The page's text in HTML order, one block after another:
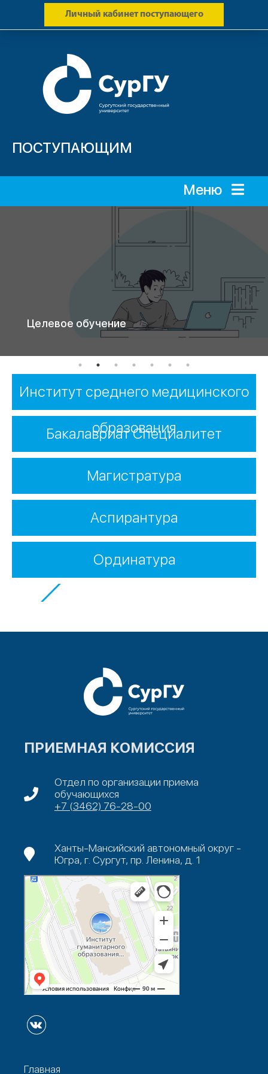
Личный кабинет поступающего
ПОСТУПАЮЩИМ
Меню
Целевое обучение
Институт среднего медицинского
образования
Бакалавриат Специалитет
Магистратура
Аспирантура
Ординатура
ПРИЕМНАЯ КОМИССИЯ
Отдел по организации приема
обучающихся
+7 (3462) 76-28-00
Ханты-Мансийский автономный округ -
Югра, г. Сургут, пр. Ленина, д. 1
Главная